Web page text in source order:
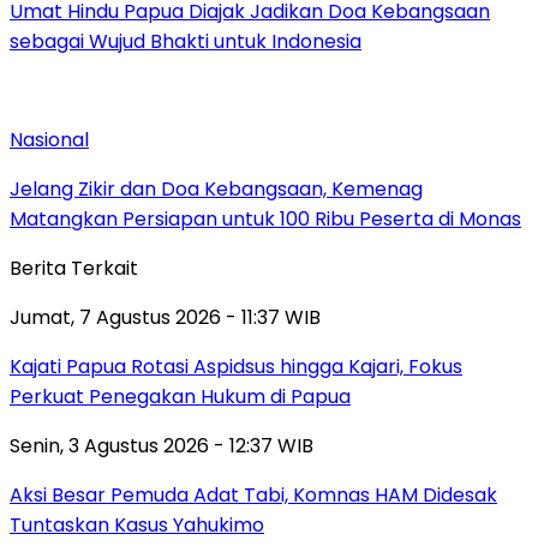
Umat Hindu Papua Diajak Jadikan Doa Kebangsaan
sebagai Wujud Bhakti untuk Indonesia
Nasional
Jelang Zikir dan Doa Kebangsaan, Kemenag
Matangkan Persiapan untuk 100 Ribu Peserta di Monas
Berita Terkait
Jumat, 7 Agustus 2026 - 11:37 WIB
Kajati Papua Rotasi Aspidsus hingga Kajari, Fokus
Perkuat Penegakan Hukum di Papua
Senin, 3 Agustus 2026 - 12:37 WIB
Aksi Besar Pemuda Adat Tabi, Komnas HAM Didesak
Tuntaskan Kasus Yahukimo